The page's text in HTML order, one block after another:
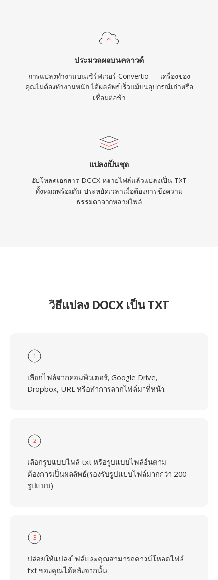
ประมวลผลบนคลาวด์
การแปลงทำงานบนเซิร์ฟเวอร์ Convertio — เครื่องของ
คุณไม่ต้องทำงานหนัก ได้ผลลัพธ์เร็วแม้บนอุปกรณ์เก่าหรือ
เชื่อมต่อช้า
แปลงเป็นชุด
อัปโหลดเอกสาร DOCX หลายไฟล์แล้วแปลงเป็น TXT
ทั้งหมดพร้อมกัน ประหยัดเวลาเมื่อต้องการข้อความ
ธรรมดาจากหลายไฟล์
วิธีแปลง DOCX เป็น TXT
1
เลือกไฟล์จากคอมพิวเตอร์, Google Drive,
Dropbox, URL หรือทำการลากไฟล์มาที่หน้า.
2
เลือกรูปแบบไฟล์ txt หรือรูปแบบไฟล์อื่นตาม
ต้องการเป็นผลลัพธ์(รองรับรูปแบบไฟล์มากกว่า 200
รูปแบบ)
3
ปล่อยให้แปลงไฟล์และคุณสามารถดาวน์โหลดไฟล์
txt ของคุณได้หลังจากนั้น